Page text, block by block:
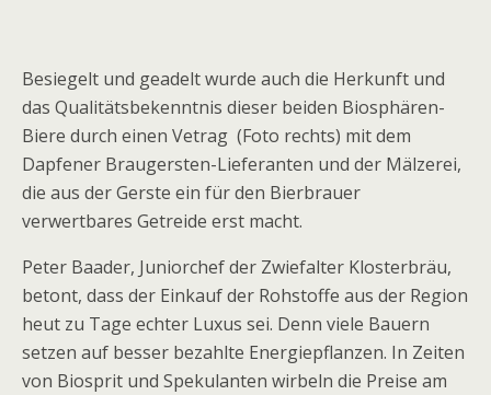
Besiegelt und geadelt wurde auch die Herkunft und
das Qualitätsbekenntnis dieser beiden Biosphären-
Biere durch einen Vetrag (Foto rechts) mit dem
Dapfener Braugersten-Lieferanten und der Mälzerei,
die aus der Gerste ein für den Bierbrauer
verwertbares Getreide erst macht.
Peter Baader, Juniorchef der Zwiefalter Klosterbräu,
betont, dass der Einkauf der Rohstoffe aus der Region
heut zu Tage echter Luxus sei. Denn viele Bauern
setzen auf besser bezahlte Energiepflanzen. In Zeiten
von Biosprit und Spekulanten wirbeln die Preise am